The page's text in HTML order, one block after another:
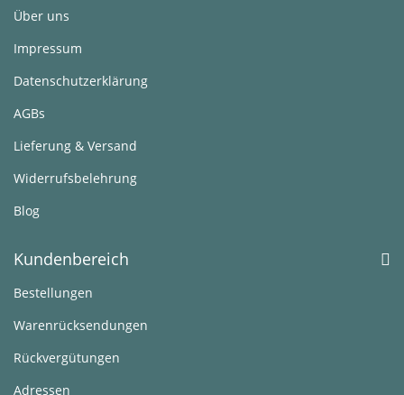
Über uns
Impressum
Datenschutzerklärung
AGBs
Lieferung & Versand
Widerrufsbelehrung
Blog
Kundenbereich
Bestellungen
Warenrücksendungen
Rückvergütungen
Adressen